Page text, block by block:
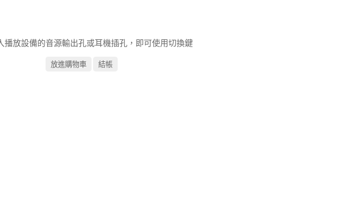
放設備的音源輸出孔或耳機插孔，即可使用切換鍵